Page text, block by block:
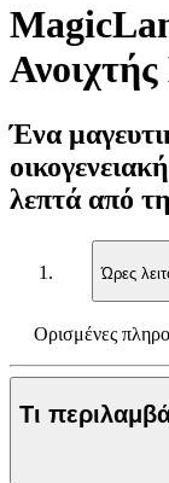
Ένα
λεπτά από
Ώρες
Ορισμένες
Τι